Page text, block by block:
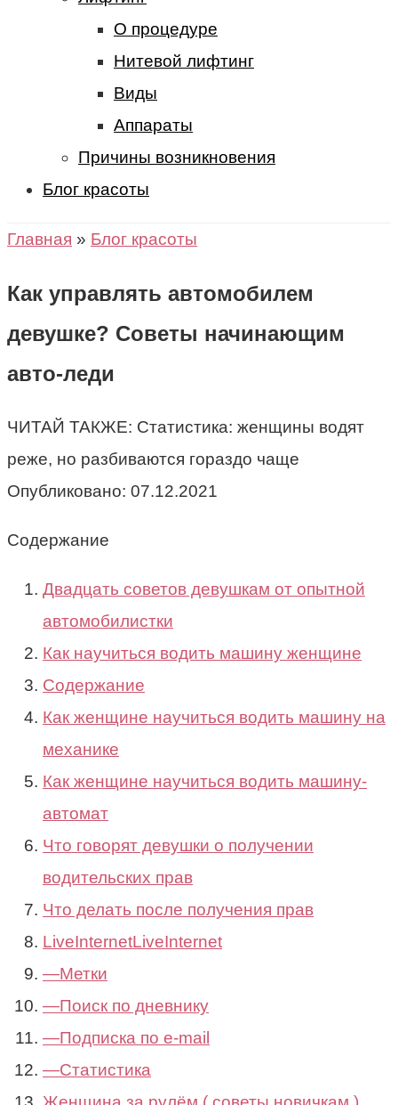
О процедуре
Нитевой лифтинг
Виды
Аппараты
Причины возникновения
Блог красоты
Главная » Блог красоты
Как управлять автомобилем
девушке? Советы начинающим
авто-леди
ЧИТАЙ ТАКЖЕ: Статистика: женщины водят
реже, но разбиваются гораздо чаще
Опубликовано: 07.12.2021
Содержание
Двадцать советов девушкам от опытной
автомобилистки
Как научиться водить машину женщине
Содержание
Как женщине научиться водить машину на
механике
Как женщине научиться водить машину-
автомат
Что говорят девушки о получении
водительских прав
Что делать после получения прав
LiveInternetLiveInternet
—Метки
—Поиск по дневнику
—Подписка по e-mail
—Статистика